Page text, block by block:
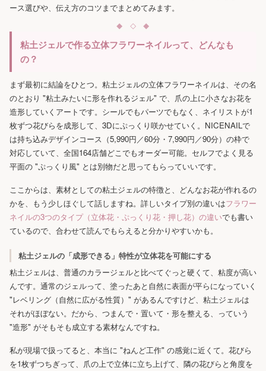
ース選びや、伝え方のコツまでまとめてみます。
粘土ジェルで作る立体フラワーネイルって、どんなも
の？
まず最初に結論をひとつ。粘土ジェルの立体フラワーネイルは、その名
のとおり "粘土みたいに形を作れるジェル" で、爪の上に小さなお花を
造形していくアートです。シールでもパーツでもなく、ネイリストが1
枚ずつ花びらを成形して、3Dにぷっくり咲かせていく。NICENAILで
は持ち込みデザインコース（5,990円／60分・7,990円／90分）の枠で
対応していて、全国164店舗どこでもオーダー可能。セルフでよく見る
平面の "ぷっくり風" とは別物だと思ってもらっていいです。
ここからは、素材としての粘土ジェルの特徴と、どんなお花が作れるの
かを、もう少しほぐして話しますね。詳しいタイプ別の違いはフラワー
ネイルの3つのタイプ（立体花・ぷっくり花・押し花）の違いでも書い
ているので、合わせて読んでもらえると分かりやすいかも。
粘土ジェルの「成形できる」特性が立体花を可能にする
粘土ジェルは、普通のカラージェルと比べてぐっと硬くて、粘度が高い
んです。通常のジェルって、塗ったあと自然に表面が平らになっていく
"レベリング（自然に広がる性質）" があるんですけど、粘土ジェルは
それがほぼない。だから、つまんで・置いて・形を整える、っていう
"造形" がそもそも成立する素材なんですね。
私が現場で扱ってると、本当に "ねんど工作" の感覚に近くて。花びら
を1枚ずつちぎって、爪の上で立体に立ち上げて、隣の花びらと角度を